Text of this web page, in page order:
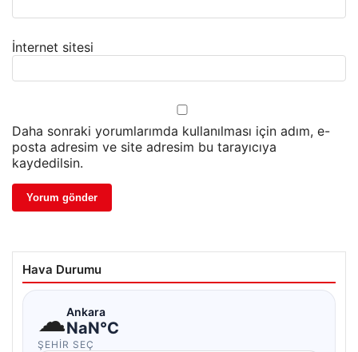
İnternet sitesi
Daha sonraki yorumlarımda kullanılması için adım, e-
posta adresim ve site adresim bu tarayıcıya
kaydedilsin.
Hava Durumu
☁Ankara
NaN°C
ŞEHIR SEÇ